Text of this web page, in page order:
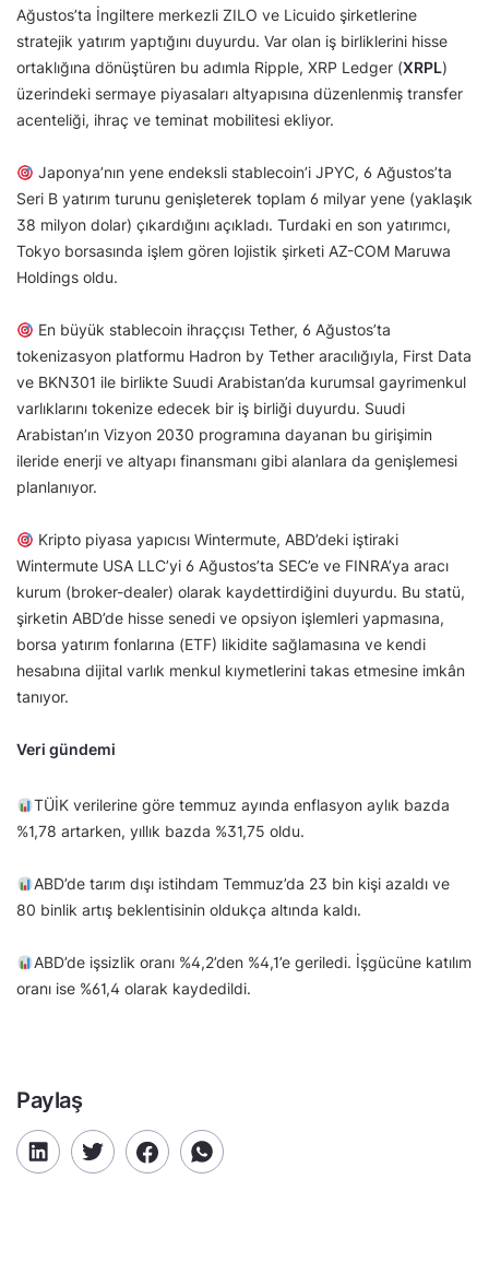
Ağustos’ta İngiltere merkezli ZILO ve Licuido şirketlerine
stratejik yatırım yaptığını duyurdu. Var olan iş birliklerini hisse
ortaklığına dönüştüren bu adımla Ripple, XRP Ledger (XRPL)
üzerindeki sermaye piyasaları altyapısına düzenlenmiş transfer
acenteliği, ihraç ve teminat mobilitesi ekliyor.
Japonya’nın yene endeksli stablecoin’i JPYC, 6 Ağustos’ta
Seri B yatırım turunu genişleterek toplam 6 milyar yene (yaklaşık
38 milyon dolar) çıkardığını açıkladı. Turdaki en son yatırımcı,
Tokyo borsasında işlem gören lojistik şirketi AZ-COM Maruwa
Holdings oldu.
En büyük stablecoin ihraççısı Tether, 6 Ağustos’ta
tokenizasyon platformu Hadron by Tether aracılığıyla, First Data
ve BKN301 ile birlikte Suudi Arabistan’da kurumsal gayrimenkul
varlıklarını tokenize edecek bir iş birliği duyurdu. Suudi
Arabistan’ın Vizyon 2030 programına dayanan bu girişimin
ileride enerji ve altyapı finansmanı gibi alanlara da genişlemesi
planlanıyor.
Kripto piyasa yapıcısı Wintermute, ABD’deki iştiraki
Wintermute USA LLC’yi 6 Ağustos’ta SEC’e ve FINRA’ya aracı
kurum (broker-dealer) olarak kaydettirdiğini duyurdu. Bu statü,
şirketin ABD’de hisse senedi ve opsiyon işlemleri yapmasına,
borsa yatırım fonlarına (ETF) likidite sağlamasına ve kendi
hesabına dijital varlık menkul kıymetlerini takas etmesine imkân
tanıyor.
Veri gündemi
TÜİK verilerine göre temmuz ayında enflasyon aylık bazda
%1,78 artarken, yıllık bazda %31,75 oldu.
ABD’de tarım dışı istihdam Temmuz’da 23 bin kişi azaldı ve
80 binlik artış beklentisinin oldukça altında kaldı.
ABD’de işsizlik oranı %4,2’den %4,1’e geriledi. İşgücüne katılım
oranı ise %61,4 olarak kaydedildi.
Paylaş